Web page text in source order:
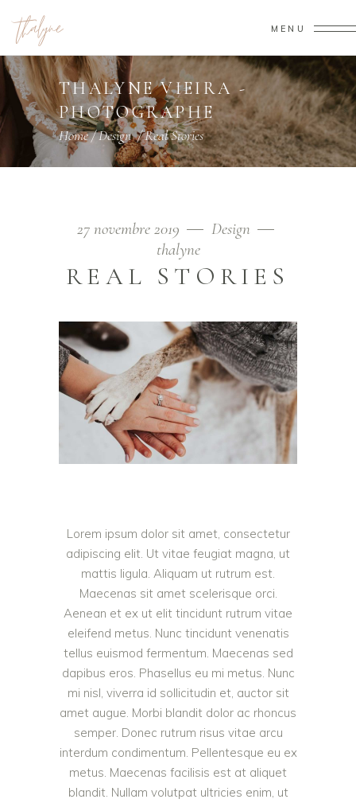
MENU
THALYNE VIEIRA -
PHOTOGRAPHE
Home/Design/Real Stories
27 novembre 2019
Design
thalyne
REAL STORIES
Lorem ipsum dolor sit amet, consectetur
adipiscing elit. Ut vitae feugiat magna, ut
mattis ligula. Aliquam ut rutrum est.
Maecenas sit amet scelerisque orci.
Aenean et ex ut elit tincidunt rutrum vitae
eleifend metus. Nunc tincidunt venenatis
tellus euismod fermentum. Maecenas sed
dapibus eros. Phasellus eu mi metus. Nunc
mi nisl, viverra id sollicitudin et, auctor sit
amet augue. Morbi blandit dolor ac rhoncus
semper. Donec rutrum risus vitae arcu
interdum condimentum. Pellentesque eu ex
metus. Maecenas facilisis est at aliquet
blandit. Nullam volutpat ultricies enim, ut